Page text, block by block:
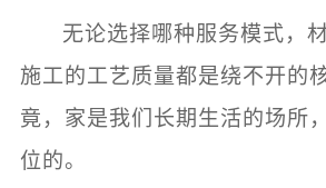
无论选择哪种服务模式，
施工的工艺质量都是绕不开的
竟，家是我们长期生活的场所
位的。